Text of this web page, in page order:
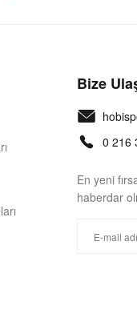
Bize
0 216
En yeni
haberdar